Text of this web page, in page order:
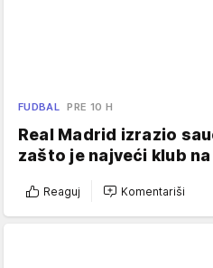
FUDBAL PRE 10 H
Real Madrid izrazio
zašto je najveći klub
Reaguj Komentariši